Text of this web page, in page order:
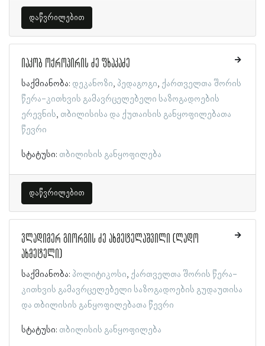
დაწვრილებით
იაკობ ოქროპირის ძე ფხაკაძე
საქმიანობა: დეკანოზი პედაგოგი ქართველთა შორის
წერა-კითხვის გამავრცელებელი საზოგადოების
ერევნის თბილისისა და ქუთაისის განყოფილებათა
წევრი
სტატუსი: თბილისის განყოფილება
დაწვრილებით
ვლადიმერ გიორგის ძე ახმეტელაშვილი (ლადო
ახმეტელი)
საქმიანობა: პოლიტიკოსი ქართველთა შორის წერა-
კითხვის გამავრცელებელი საზოგადოების გუდაუთისა
და თბილისის განყოფილებათა წევრი
სტატუსი: თბილისის განყოფილება